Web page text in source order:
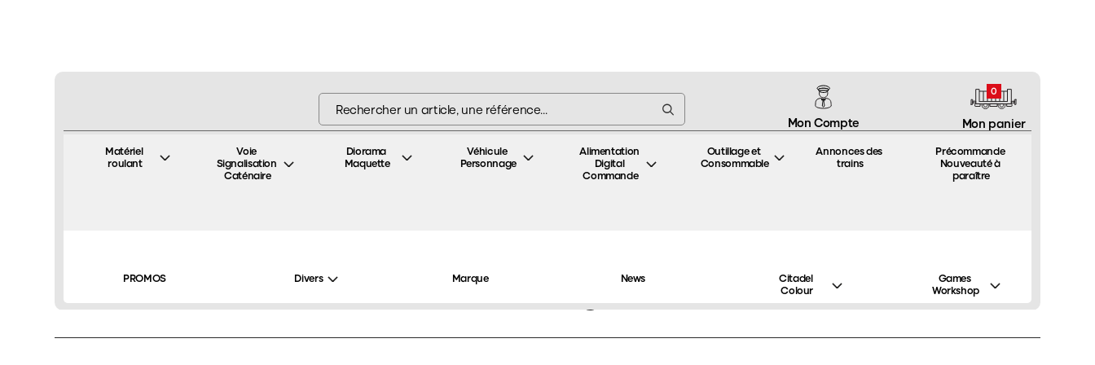
Mon Compte Mon panier
0
Matériel
roulant
Voie
Signalisation
Caténaire
Diorama
Maquette
Véhicule
Personnage
Alimentation
Digital
Commande
Outillage et
Consommable
Annonces des
trains
Précommande
Nouveauté à
paraître
PROMOS Divers Marque News
Citadel
Colour
Games
Workshop
Boîte de rangement